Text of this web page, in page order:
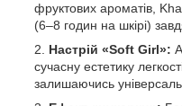
фруктових ароматів,
(6–8 годин на шкірі)
Настрій «Soft Girl»:
сучасну естетику
залишаючись